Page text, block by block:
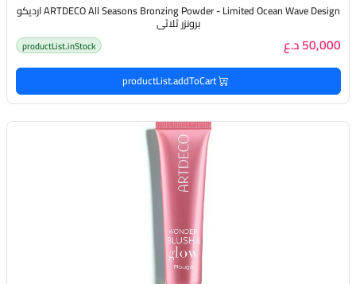
ARTDECO All Seasons Bronzing Powder - Limited Ocean Wave Design ارديكو
برونزر ثلاثي
50,000 د.ع productList.inStock
productList.addToCart